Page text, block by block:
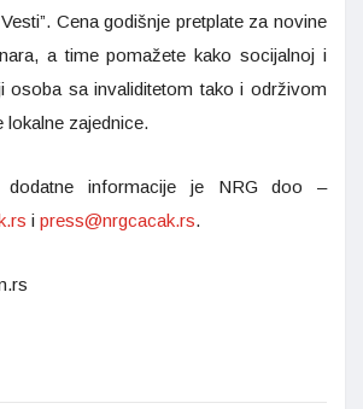
Cena godišnje pretplate za novine
a time pomažete kako socijalnoj i
osoba sa invaliditetom tako i održivom
lokalne zajednice.
informacije je NRG doo –
i press@nrgcacak.rs.